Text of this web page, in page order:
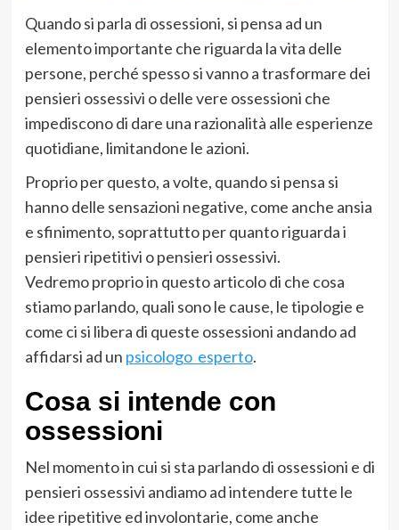
Quando si parla di ossessioni, si pensa ad un
elemento importante che riguarda la vita delle
persone, perché spesso si vanno a trasformare dei
pensieri ossessivi o delle vere ossessioni che
impediscono di dare una razionalità alle esperienze
quotidiane, limitandone le azioni.
Proprio per questo, a volte, quando si pensa si
hanno delle sensazioni negative, come anche ansia
e sfinimento, soprattutto per quanto riguarda i
pensieri ripetitivi o pensieri ossessivi.
Vedremo proprio in questo articolo di che cosa
stiamo parlando, quali sono le cause, le tipologie e
come ci si libera di queste ossessioni andando ad
affidarsi ad un psicologo esperto.
Cosa si intende con
ossessioni
Nel momento in cui si sta parlando di ossessioni e di
pensieri ossessivi andiamo ad intendere tutte le
idee ripetitive ed involontarie, come anche